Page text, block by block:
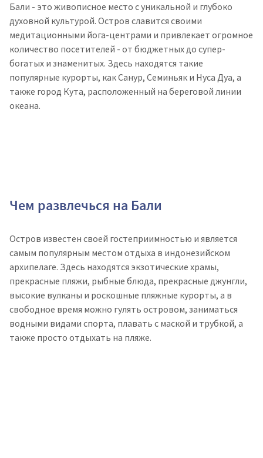
Бали - это живописное место с уникальной и глубоко
духовной культурой. Остров славится своими
медитационными йога-центрами и привлекает огромное
количество посетителей - от бюджетных до супер-
богатых и знаменитых. Здесь находятся такие
популярные курорты, как Санур, Семиньяк и Нуса Дуа, а
также город Кута, расположенный на береговой линии
океана.
Чем развлечься на Бали
Остров известен своей гостеприимностью и является
самым популярным местом отдыха в индонезийском
архипелаге. Здесь находятся экзотические храмы,
прекрасные пляжи, рыбные блюда, прекрасные джунгли,
высокие вулканы и роскошные пляжные курорты, а в
свободное время можно гулять островом, заниматься
водными видами спорта, плавать с маской и трубкой, а
также просто отдыхать на пляже.